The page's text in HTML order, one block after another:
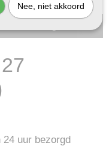
uur bezorgd
Nee, niet akkoord